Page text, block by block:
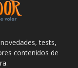
tests,
contenidos de